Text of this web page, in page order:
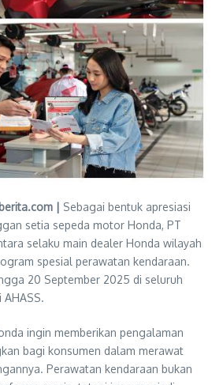
| Sebagai bentuk apresiasi
setia sepeda motor Honda, PT
selaku main dealer Honda wilayah
spesial perawatan kendaraan.
20 September 2025 di seluruh
ingin memberikan pengalaman
bagi konsumen dalam merawat
Perawatan kendaraan bukan